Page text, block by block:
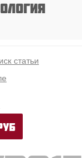
статьи